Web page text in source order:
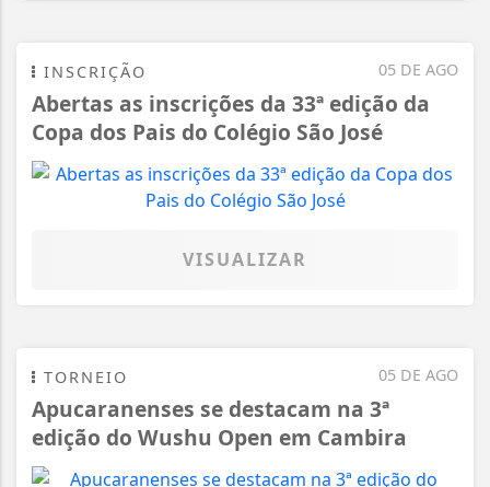
05 DE AGO
INSCRIÇÃO
Abertas as inscrições da 33ª edição da
Copa dos Pais do Colégio São José
VISUALIZAR
05 DE AGO
TORNEIO
Apucaranenses se destacam na 3ª
edição do Wushu Open em Cambira